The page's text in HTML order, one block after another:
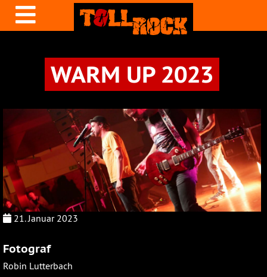
WARM UP 2023
21. Januar 2023
Fotograf
Robin Lutterbach